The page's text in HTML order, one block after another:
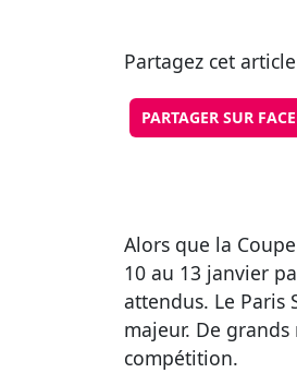
Partagez cet
PARTAGER SUR
Alors que la
10 au 13 janvier
attendus. Le Paris
majeur. De
compétition.